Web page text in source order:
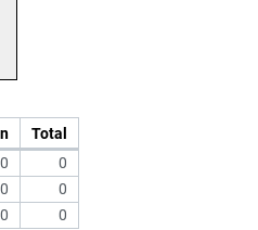
Total
0
0
0
0
0 0